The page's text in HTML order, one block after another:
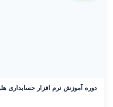
دوره آموزش نرم افزار حسابداری هلو